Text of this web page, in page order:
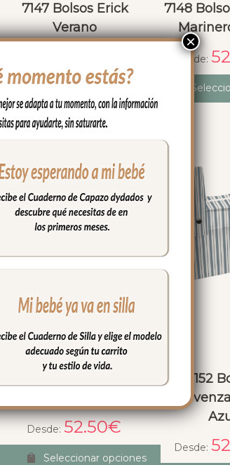
7147 Bolsos Erick
Verano
Seleccionar opciones
7148
Desde:
Desde: 52.50€
Seleccionar opciones
7152
Desde:
×